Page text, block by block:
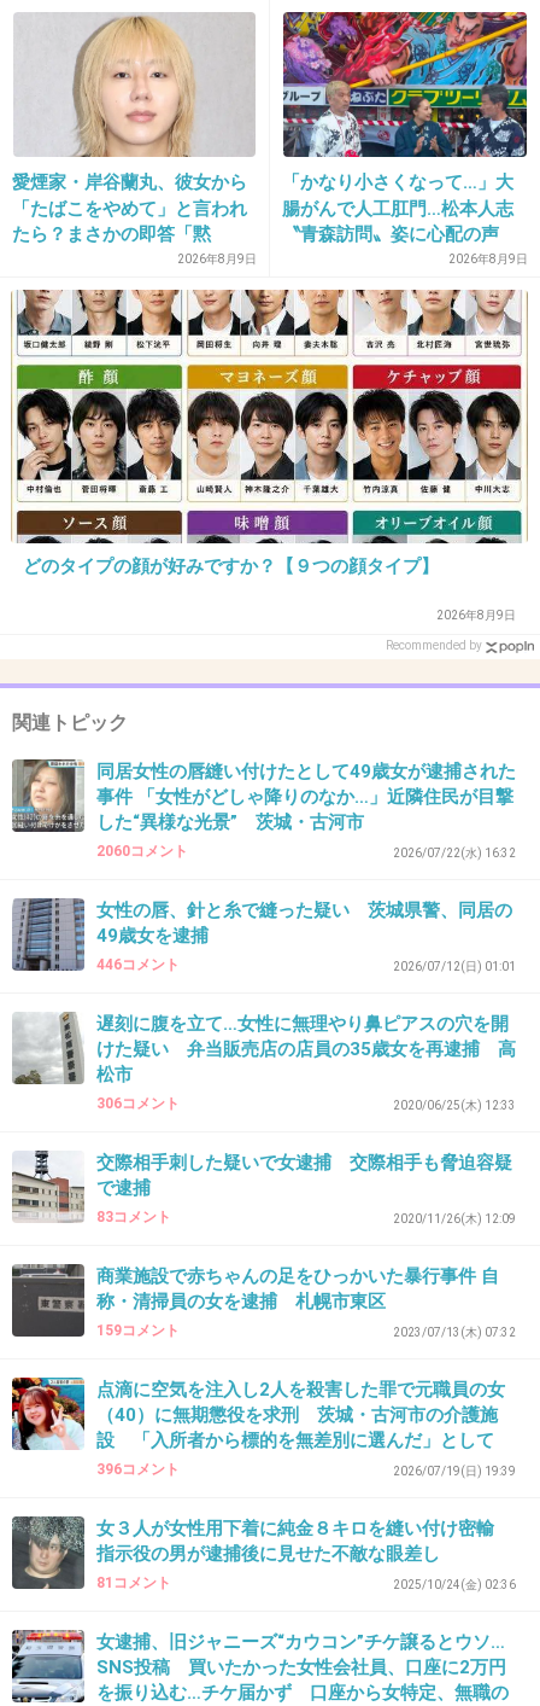
なんで洗脳する側ってこんな容姿が多いのかね
+183 -1
35. 匿名2026/07/08(水) 16:59:32
>>3
生き様が顔に出るとはこのことなんだなと犯罪
者を見るとよくわかるね。
1件の返信
+404 -4
36. 匿名2026/07/08(水) 16:59:39
新手の、ぬい活(縫い活)
+5
他の記事のやつ加工がえぐかった
ばい風貌多い
+172
38. 匿名 2026/07/08(水) 17:00:29
>>20
+17 -25
週刊誌の取材記事でナマポ絡みで揉めてたとの
話も出てきて納得しかない
+13 -0
>>14
どちらも旦那がいるのが怖い
4件の返信
-2
41. 匿名2026/07/08(水) 17:00:44
愛煙家・岸谷蘭丸、彼女から
「たばこをやめて」と言われ
たら？まさかの即答「黙
2026年8月9日
「かなり小さくなって…」大
腸がんで人工肛門…松本人志
〝青森訪問〟姿に心配の声
続々「脂肪のない感じが痛ま
しい」「無理せずに」
2026年8月9日
どのタイプの顔が好みですか？【９つの顔タイプ】
2026年8月9日
Recommended by
関連トピック
同居女性の唇縫い付けたとして49歳女が逮捕された
事件 「女性がどしゃ降りのなか…」近隣住民が目撃
した“異様な光景” 茨城・古河市
2060コメント 2026/07/22(水) 16:32
女性の唇、針と糸で縫った疑い 茨城県警、同居の
49歳女を逮捕
446コメント 2026/07/12(日) 01:01
遅刻に腹を立て…女性に無理やり鼻ピアスの穴を開
けた疑い 弁当販売店の店員の35歳女を再逮捕 高
松市
306コメント 2020/06/25(木) 12:33
交際相手刺した疑いで女逮捕 交際相手も脅迫容疑
で逮捕
83コメント 2020/11/26(木) 12:09
商業施設で赤ちゃんの足をひっかいた暴行事件 自
称・清掃員の女を逮捕 札幌市東区
159コメント 2023/07/13(木) 07:32
点滴に空気を注入し2人を殺害した罪で元職員の女
（40）に無期懲役を求刑 茨城・古河市の介護施
設 「入所者から標的を無差別に選んだ」として
396コメント 2026/07/19(日) 19:39
女３人が女性用下着に純金８キロを縫い付け密輸
指示役の男が逮捕後に見せた不敵な眼差し
81コメント 2025/10/24(金) 02:36
女逮捕、旧ジャニーズ“カウコン”チケ譲るとウソ…
SNS投稿 買いたかった女性会社員、口座に2万円
を振り込む…チケ届かず 口座から女特定、無職の